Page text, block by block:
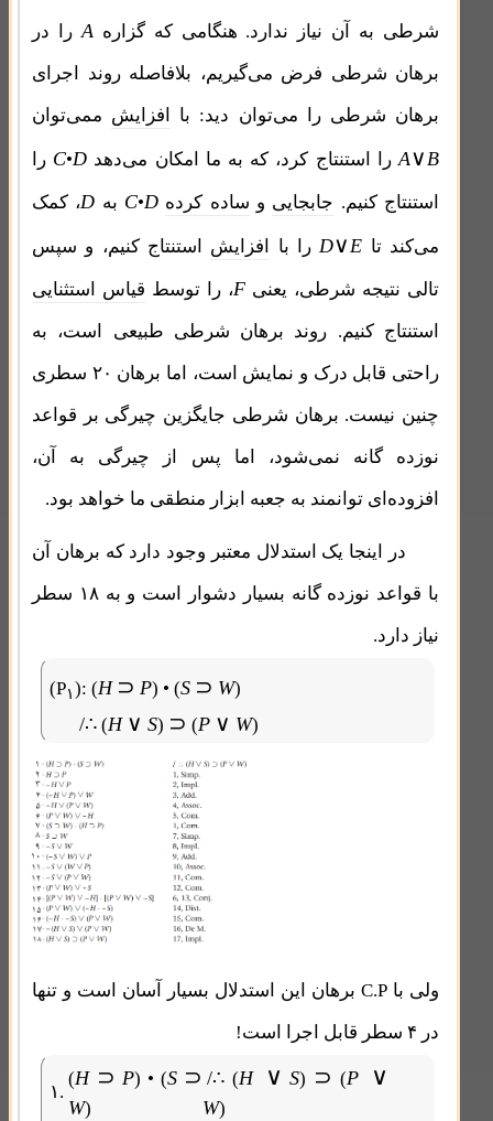
شرطی به آن نیاز ندارد. هنگامی که گزارهAرا در
برهان شرطی فرض می‌گیریم، بلافاصله روند اجرای
برهان شرطی را می‌توان دید: با
افزایش ممی‌توان
A∨B را استنتاج کرد، که به ما امکان می‌دهد C•D را
استنتاج کنیم. جابجایی و ساده کرده C•D به D، کمک
می‌کند تا D∨E را با افزایش استنتاج کنیم، و سپس
تالی نتیجه شرطی، یعنی F، را توسط قیاس استثنایی
استنتاج کنیم. روند برهان شرطی طبیعی است، به
راحتی قابل درک و نمایش است، اما برهان ۲۰ سطری
چنین نیست. برهان شرطی جایگزین چیرگی بر قواعد
نوزده گانه نمی‌شود، اما پس از چیرگی به آن،
افزوده‌ای ‌توانمند به جعبه ابزار منطقی ما خواهد بود.
در اینجا یک استدلال معتبر وجود دارد که برهان آن
با قواعد نوزده گانه بسیار دشوار است و به ۱۸ سطر
نیاز دارد.
(P۱ ):(H ⊃ P) • (S ⊃ W)
/∴(H ∨ S) ⊃ (P ∨ W)
ولی با C.P برهان این استدلال بسیار آسان است و تنها
در ۴ سطر قابل اجرا است!
۱.
(H ⊃ P) • (S ⊃
W)
/∴ (H ∨ S) ⊃ (P ∨
W)